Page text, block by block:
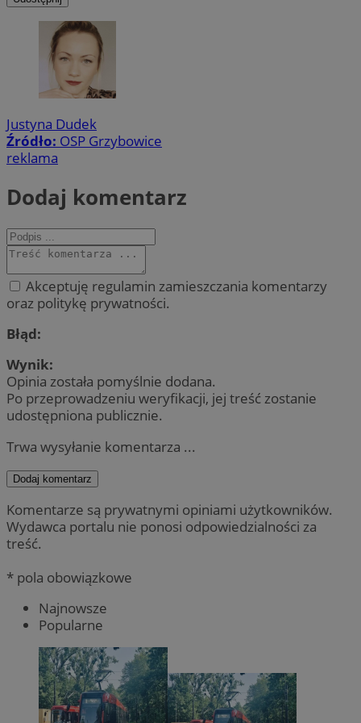
Justyna Dudek
Źródło: OSP Grzybowice
reklama
Dodaj komentarz
Akceptuję regulamin zamieszczania komentarzy
oraz politykę prywatności.
Błąd:
Wynik:
Opinia została pomyślnie dodana.
Po przeprowadzeniu weryfikacji, jej treść zostanie
udostępniona publicznie.
Trwa wysyłanie komentarza ...
Dodaj komentarz
Komentarze są prywatnymi opiniami użytkowników.
Wydawca portalu nie ponosi odpowiedzialności za
treść.
* pola obowiązkowe
Najnowsze
Popularne